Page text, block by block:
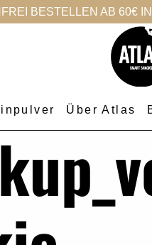
BESTELLEN AB 60€
Über Atlas